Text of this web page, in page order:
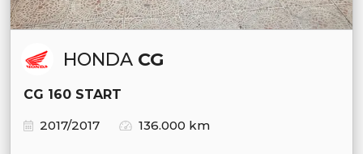
HONDA CG
CG 160 START
2017/2017
136.000 km